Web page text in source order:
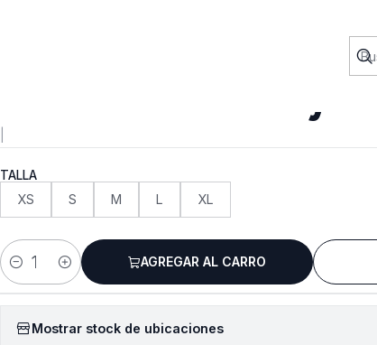
Polera Ikoma Lady
TALLA
XS S M L XL
Cantidad
AGREGAR AL CARRO
Mostrar stock de ubicaciones